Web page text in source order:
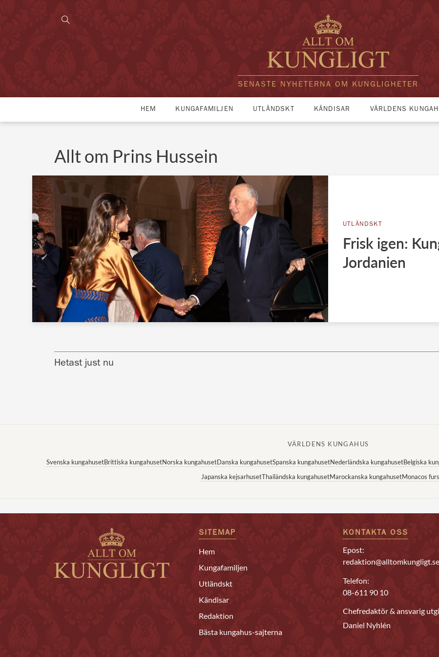
SENASTE NYHETERNA OM KUNGLIGHETER
HEM KUNGAFAMILJEN UTLÄNDSKT KÄNDISAR VÄRLDENS
Allt om Prins Hussein
UTLÄNDSKT
Frisk igen:
Jordanien
Hetast just nu
VÄRLDENS KUNGAHUS
Svenska kungahusetBrittiska kungahusetNorska kungahusetDanska kungahusetSpanska kungahusetNederländska kungahusetBelgiska
Japanska kejsarhusetThailändska kungahusetMarockanska kungahusetMonacos
SITEMAP
Hem
Kungafamiljen
Utländskt
Kändisar
Redaktion
Bästa kungahus-sajterna
KONTAKTA OSS
Epost:
redaktion@alltomkungligt.se
Telefon:
08-611 90 10
Chefredaktör & ansvarig
Daniel Nyhlén